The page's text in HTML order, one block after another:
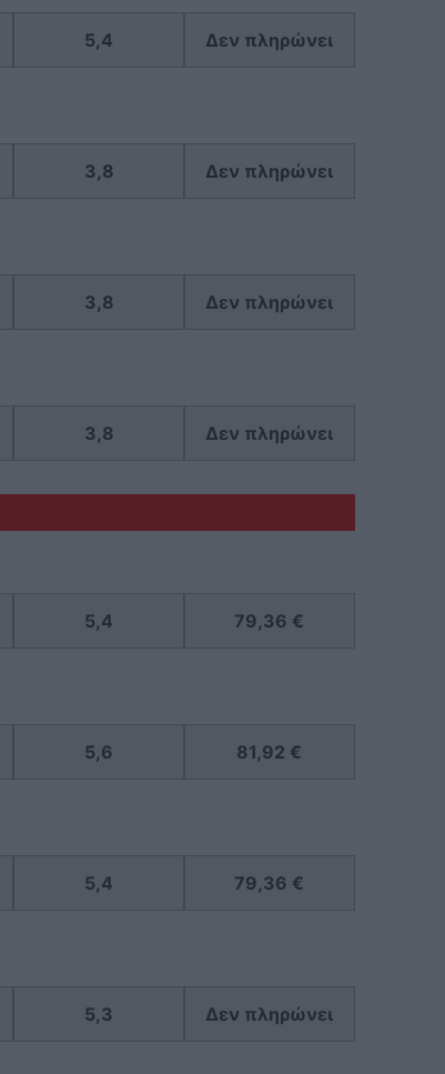
5,4 Δεν πληρώνει
3,8 Δεν πληρώνει
3,8 Δεν πληρώνει
3,8 Δεν πληρώνει
5,4 79,36 €
5,6 81,92 €
5,4 79,36 €
5,3 Δεν πληρώνει